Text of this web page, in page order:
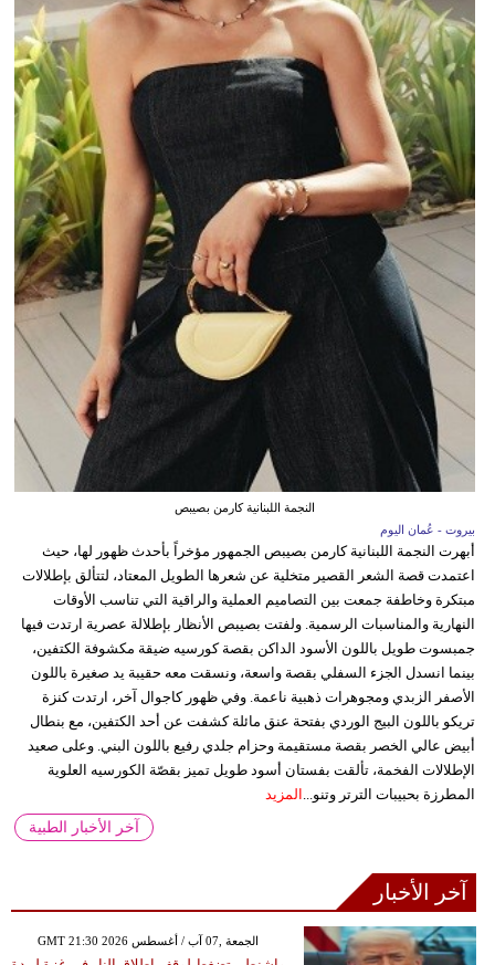
النجمة اللبنانية كارمن بصيبص
بيروت - عُمان اليوم
أبهرت النجمة اللبنانية كارمن بصيبص الجمهور مؤخراً بأحدث ظهور لها، حيث
اعتمدت قصة الشعر القصير متخلية عن شعرها الطويل المعتاد، لتتألق بإطلالات
مبتكرة وخاطفة جمعت بين التصاميم العملية والراقية التي تناسب الأوقات
النهارية والمناسبات الرسمية. ولفتت بصيبص الأنظار بإطلالة عصرية ارتدت فيها
جمبسوت طويل باللون الأسود الداكن بقصة كورسيه ضيقة مكشوفة الكتفين،
بينما انسدل الجزء السفلي بقصة واسعة، ونسقت معه حقيبة يد صغيرة باللون
الأصفر الزبدي ومجوهرات ذهبية ناعمة. وفي ظهور كاجوال آخر، ارتدت كنزة
تريكو باللون البيج الوردي بفتحة عنق مائلة كشفت عن أحد الكتفين، مع بنطال
أبيض عالي الخصر بقصة مستقيمة وحزام جلدي رفيع باللون البني. وعلى صعيد
الإطلالات الفخمة، تألقت بفستان أسود طويل تميز بقصّة الكورسيه العلوية
المطرزة بحبيبات الترتر وتنو... المزيد
آخر الأخبار الطبية
آخر الأخبار
GMT 21:30 2026 الجمعة ,07 آب / أغسطس